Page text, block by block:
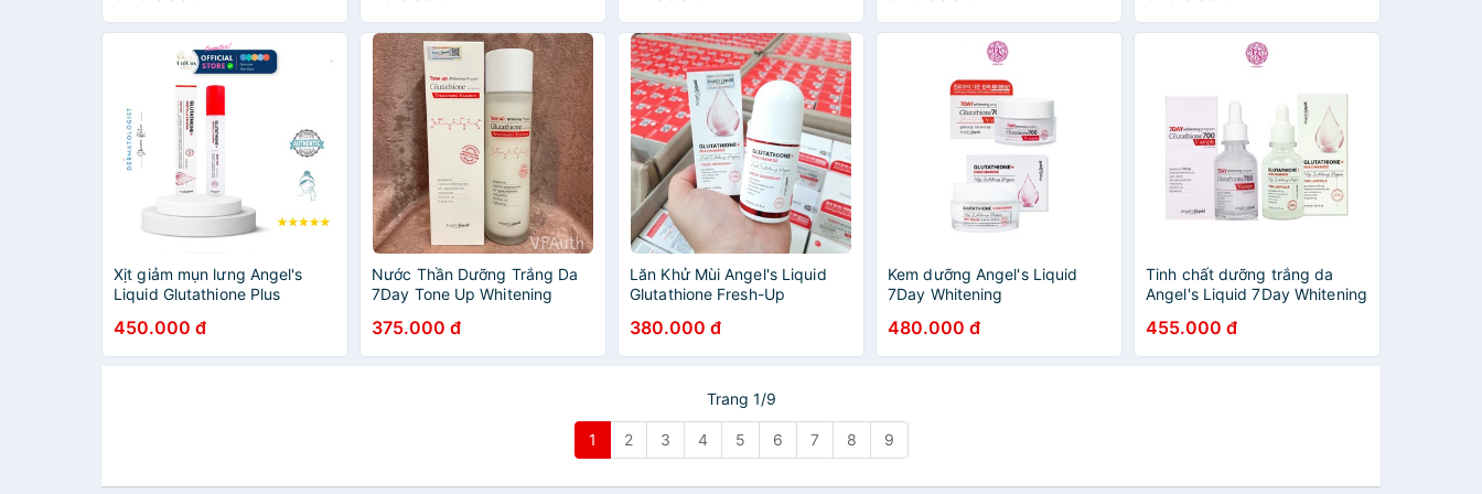
Xịt giảm mụn lưng Angel's
Liquid Glutathione Plus
150ml | Unicos Mall
450.000 đ
Nước Thần Dưỡng Trắng Da
7Day Tone Up Whitening
375.000 đ
Lăn Khử Mùi Angel's Liquid
Glutathione Fresh-Up
60ml
380.000 đ
Kem dưỡng Angel's Liquid
7Day Whitening
Program 700V Cream 50ml
480.000 đ
Tinh chất dưỡng trắng da
Angel's Liquid 7Day Whitening
Ample
455.000 đ
Trang 1/9
1 2 3 4 5 6 7 8 9